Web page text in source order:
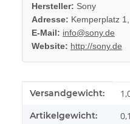
Hersteller: Sony
Adresse: Kemperplatz
E-Mail: info@sony.de
Website: http://sony.de
Produkteigenschaft
Wert
Versandgewicht:
Artikelgewicht: